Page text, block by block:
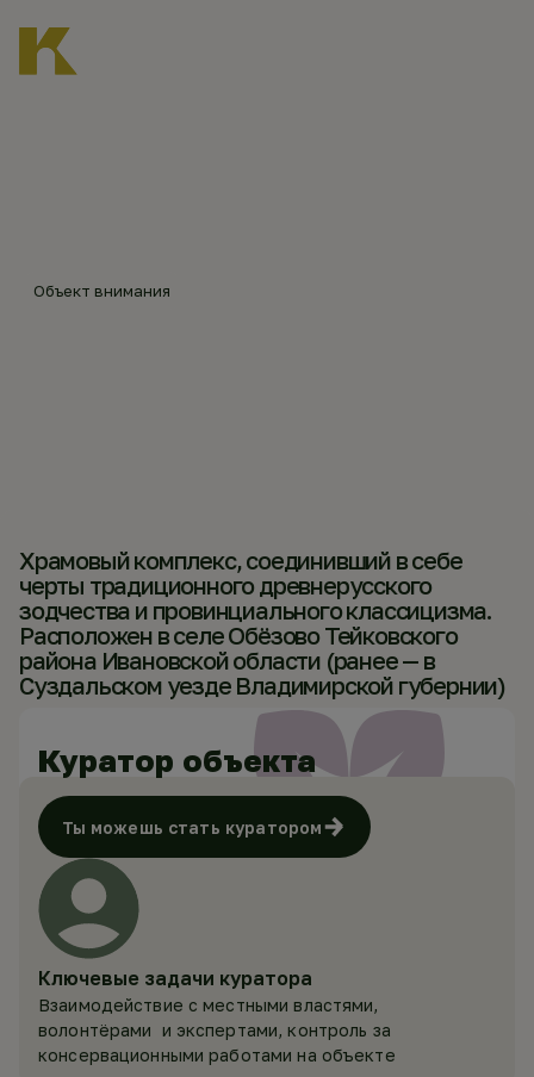
Объект внимания
Храмовый комплекс, соединивший в себе
черты традиционного древнерусского
зодчества и провинциального классицизма.
Расположен в селе Обёзово Тейковского
района Ивановской области (ранее — в
Суздальском уезде Владимирской губернии)
Куратор объекта
Ты можешь стать куратором
Ключевые задачи куратора
Взаимодействие с местными властями,
волонтёрами и экспертами, контроль за
консервационными работами на объекте